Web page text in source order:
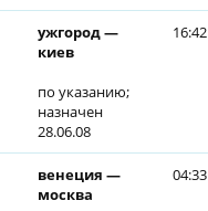
ужгород —
киев
по указанию;
назначен
28.06.08
16:42
венеция —
москва
04:33